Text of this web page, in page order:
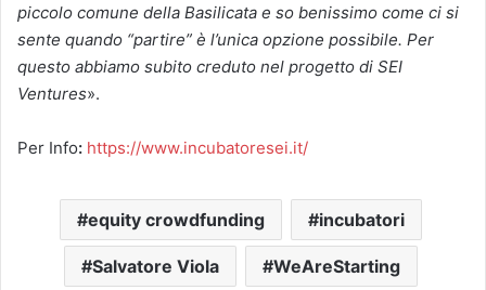
piccolo comune della Basilicata e so benissimo come ci si
sente quando “partire” è l’unica opzione possibile. Per
questo abbiamo subito creduto nel progetto di SEI
Ventures».
Per Info: https://www.incubatoresei.it/
equity crowdfunding incubatori
Salvatore Viola WeAreStarting